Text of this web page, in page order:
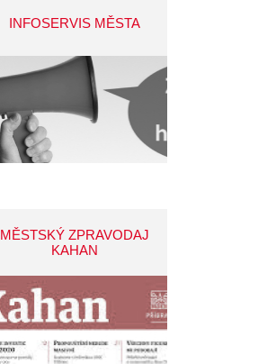
INFOSERVIS MĚSTA
MĚSTSKÝ ZPRAVODAJ
KAHAN